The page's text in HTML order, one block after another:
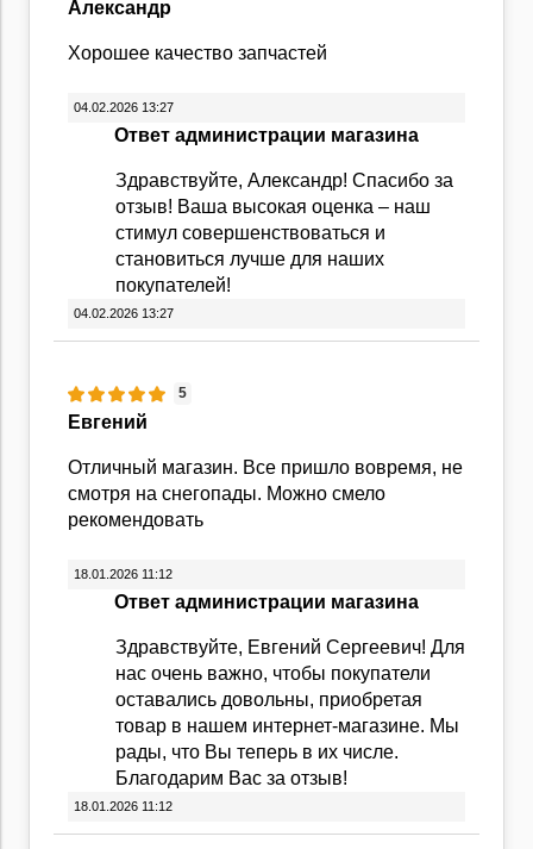
Александр
Хорошее качество запчастей
04.02.2026 13:27
Ответ администрации магазина
Здравствуйте, Александр! Спасибо за
отзыв! Ваша высокая оценка – наш
стимул совершенствоваться и
становиться лучше для наших
покупателей!
04.02.2026 13:27
5
Евгений
Отличный магазин. Все пришло вовремя, не
смотря на снегопады. Можно смело
рекомендовать
18.01.2026 11:12
Ответ администрации магазина
Здравствуйте, Евгений Сергеевич! Для
нас очень важно, чтобы покупатели
оставались довольны, приобретая
товар в нашем интернет-магазине. Мы
рады, что Вы теперь в их числе.
Благодарим Вас за отзыв!
18.01.2026 11:12